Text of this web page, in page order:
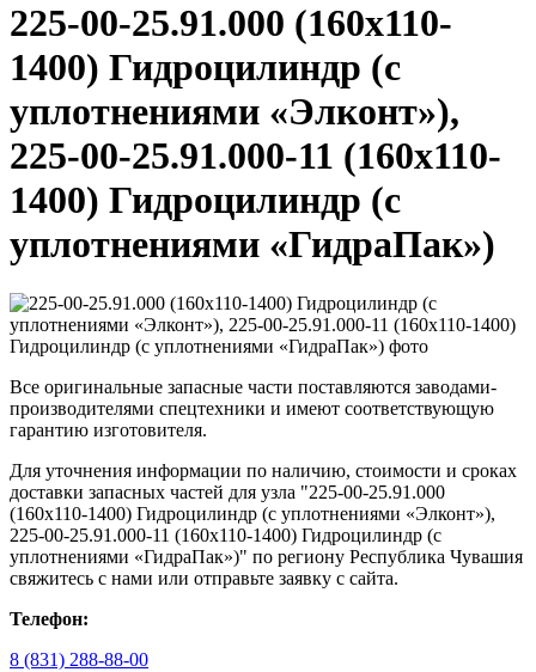
225-00-25.91.000 (160х110-
1400) Гидроцилиндр (с
уплотнениями «Элконт»),
225-00-25.91.000-11 (160х110-
1400) Гидроцилиндр (с
уплотнениями «ГидраПак»)
Все оригинальные запасные части поставляются заводами-
производителями спецтехники и имеют соответствующую
гарантию изготовителя.
Для уточнения информации по наличию, стоимости и сроках
доставки запасных частей для узла "225-00-25.91.000
(160х110-1400) Гидроцилиндр (с уплотнениями «Элконт»),
225-00-25.91.000-11 (160х110-1400) Гидроцилиндр (с
уплотнениями «ГидраПак»)" по региону Республика Чувашия
свяжитесь с нами или отправьте заявку с сайта.
Телефон:
8 (831) 288-88-00